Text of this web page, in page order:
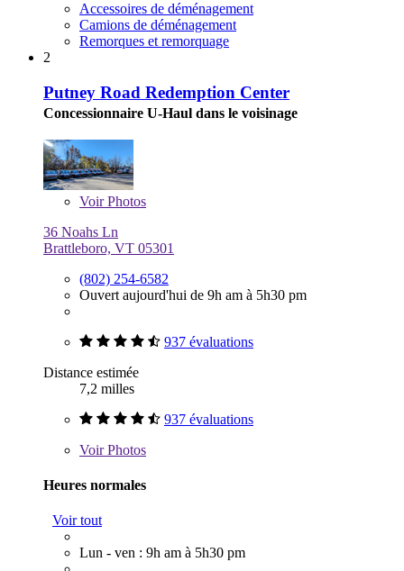
Accessoires de déménagement
Camions de déménagement
Remorques et remorquage
2
Putney Road Redemption Center
Concessionnaire U-Haul dans le voisinage
VoirPhotos
36 Noahs Ln
Brattleboro, VT 05301
(802) 254-6582
Ouvert aujourd'hui de 9h am à 5h30 pm
937 évaluations
Distance estimée
7,2 milles
937 évaluations
VoirPhotos
Heures normales
Voir tout
Lun - ven : 9h am à 5h30 pm